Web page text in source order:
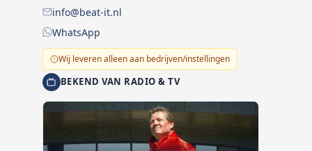
info@beat-it.nl
WhatsApp
Wij leveren alleen aan bedrijven/instellingen
BEKEND VAN RADIO & TV